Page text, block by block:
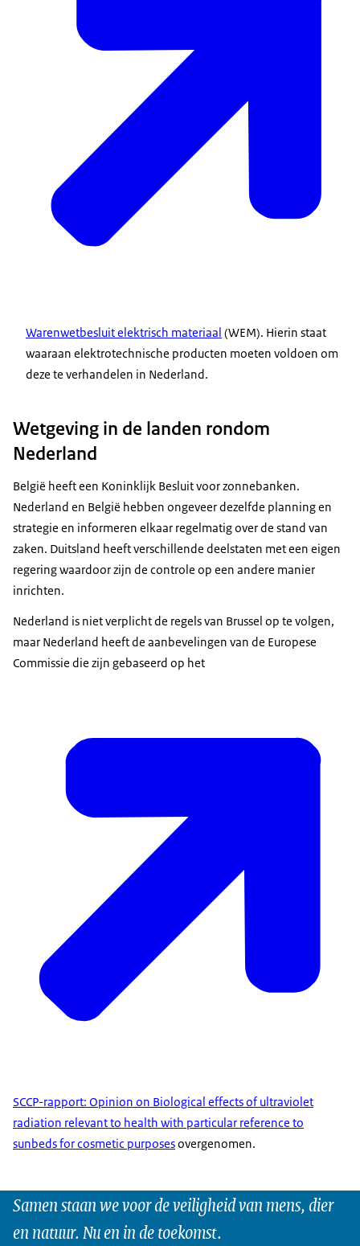
Warenwetbesluit elektrisch materiaal (WEM). Hierin staat
waaraan elektrotechnische producten moeten voldoen om
deze te verhandelen in Nederland.
Wetgeving in de landen rondom
Nederland
België heeft een Koninklijk Besluit voor zonnebanken.
Nederland en België hebben ongeveer dezelfde planning en
strategie en informeren elkaar regelmatig over de stand van
zaken. Duitsland heeft verschillende deelstaten met een eigen
regering waardoor zijn de controle op een andere manier
inrichten.
Nederland is niet verplicht de regels van Brussel op te volgen,
maar Nederland heeft de aanbevelingen van de Europese
Commissie die zijn gebaseerd op het
SCCP-rapport: Opinion on Biological effects of ultraviolet
radiation relevant to health with particular reference to
sunbeds for cosmetic purposesovergenomen.
Samen staan we voor de veiligheid van mens, dier
en natuur. Nu en in de toekomst.